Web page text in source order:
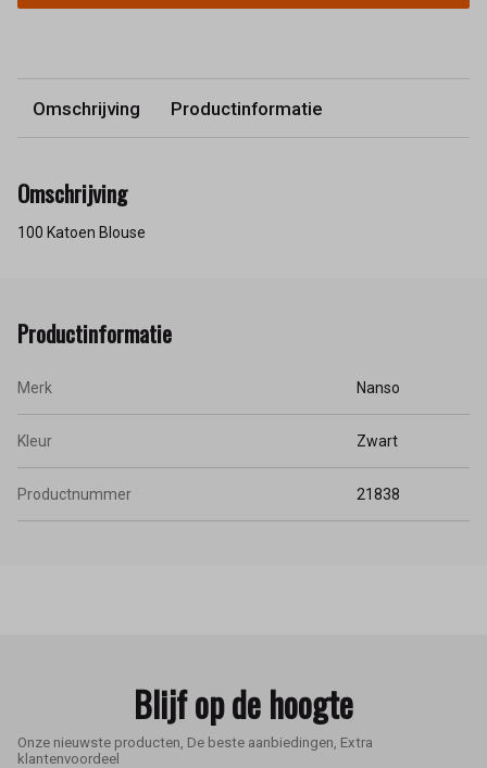
Omschrijving Productinformatie
Omschrijving
100 Katoen Blouse
Productinformatie
Merk Nanso
Kleur Zwart
Productnummer 21838
Blijf op de hoogte
Onze nieuwste producten, De beste aanbiedingen, Extra
klantenvoordeel